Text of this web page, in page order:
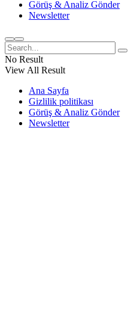
Görüş & Analiz Gönder
Newsletter
No Result
View All Result
Ana Sayfa
Gizlilik politikası
Görüş & Analiz Gönder
Newsletter